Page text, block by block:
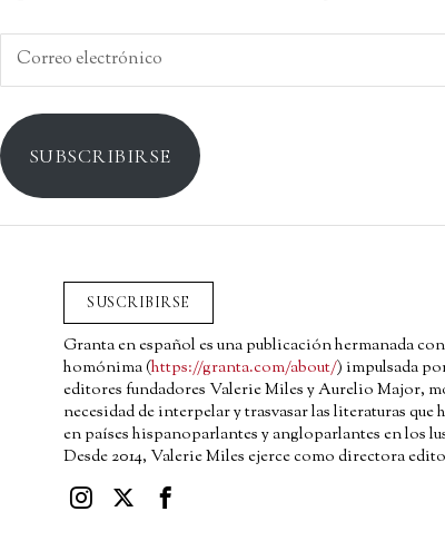
Correo
electrónico
SUBSCRIBIRSE
SUSCRIBIRSE
Granta en español es una publicación hermanada
homónima (https://granta.com/about/) impulsada
editores fundadores Valerie Miles y Aurelio Major,
necesidad de interpelar y trasvasar las literaturas que
en países hispanoparlantes y angloparlantes en los
Desde 2014, Valerie Miles ejerce como directora